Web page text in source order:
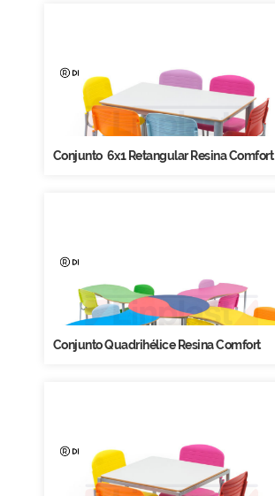
Conjunto 6x1 Retangular Resina Comfort
Conjunto Quadrihélice Resina Comfort